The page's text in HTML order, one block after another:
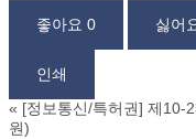
좋아요 0 싫어
인쇄
« [정보통신/특허권] 제10-
원)